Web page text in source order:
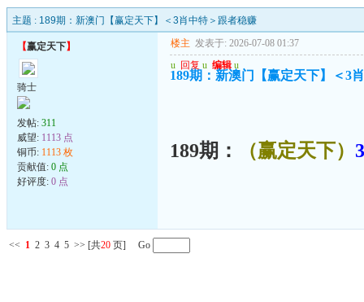
主题 : 189期：新澳门【赢定天下】＜3肖中特＞跟者稳赚
【赢定天下】
骑士
发帖: 311
威望: 1113 点
铜币: 1113 枚
贡献值: 0 点
好评度: 0 点
楼主 发表于: 2026-07-08 01:37
u 回复 u 编辑 u
189期：新澳门【赢定天下】＜3
189期： （赢定天下）
<< 1 2 3 4 5 >> [共20 页] Go